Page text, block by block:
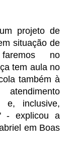
projeto de
situação de
no
tem aula no
também à
e, inclusive,
- explicou a
em Boas